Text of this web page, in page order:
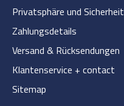
Privatsphäre und Sicherheit
Zahlungsdetails
Versand & Rücksendungen
Klantenservice + contact
Sitemap